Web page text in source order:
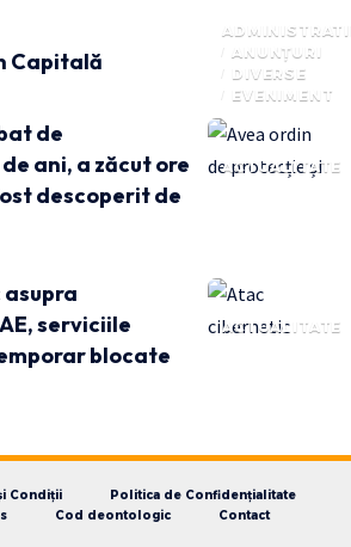
ANUNȚURI
DIVERSE
EVENIMENT
Capitală
ACTUALITATE
de
ani, a zăcut ore
descoperit de
ACTUALITATE
serviciile
blocate
Condiții
Politica de Confidențialitate
Cod deontologic Contact